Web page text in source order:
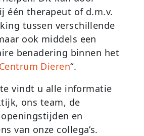
één therapeut of d.m.v.
tussen verschillende
ook middels een
benadering binnen het
Dieren“.
vindt u alle informatie
ons team, de
en
van onze collega’s.